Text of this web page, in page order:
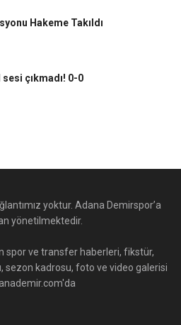
Hakeme Takıldı
sesi çıkmadı! 0-0
yoktur. Adana Demirspor’a
yönetilmektedir.
spor ve transfer haberleri, fikstür,
sezon kadrosu, foto ve video galerisi